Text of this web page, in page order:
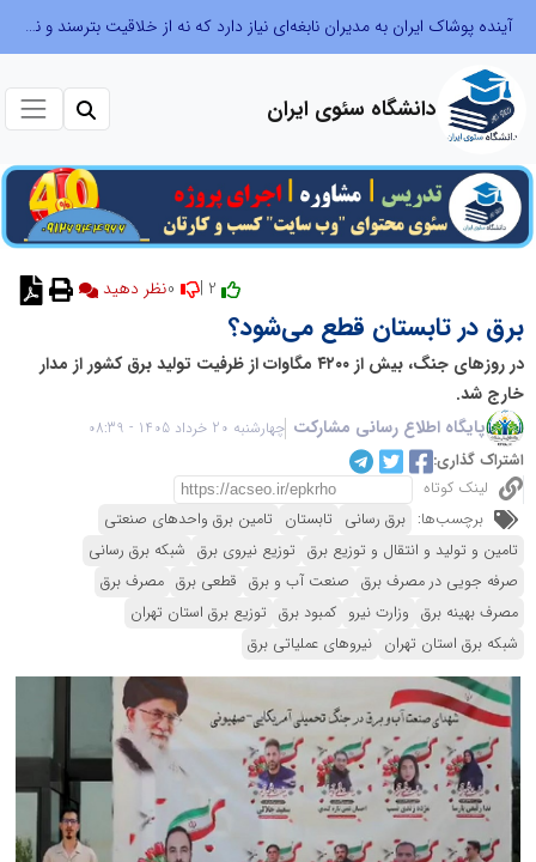
آینده پوشاک ایران به مدیران نابغه‌ای نیاز دارد که نه از خلاقیت بترسند و نه بروکراسی
دانشگاه سئوی ایران
نظر دهید
برق در تابستان قطع می‌شود؟
در روزهای جنگ، بیش از ۴۲۰۰ مگاوات از ظرفیت تولید برق کشور از مدار
خارج شد.
پایگاه اطلاع رسانی مشارکت چهارشنبه 20 خرداد 1405 - 08:39
اشتراک گذاری:
لینک کوتاه
برچسب‌ها: برق رسانی تابستان تامین برق واحدهای صنعتی
تامین و تولید و انتقال و توزیع برق توزیع نیروی برق شبکه برق رسانی
صرفه جویی در مصرف برق صنعت آب و برق قطعی برق مصرف برق
مصرف بهینه برق وزارت نیرو کمبود برق توزیع برق استان تهران
شبکه برق استان تهران نیروهای عملیاتی برق